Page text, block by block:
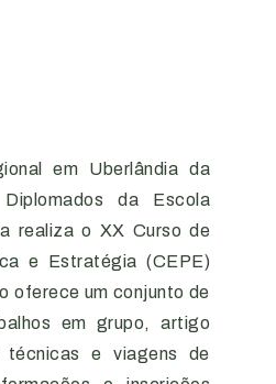
em Uberlândia da
da Escola
realiza o XX Curso de
e Estratégia (CEPE)
oferece um conjunto de
em grupo, artigo
e viagens de